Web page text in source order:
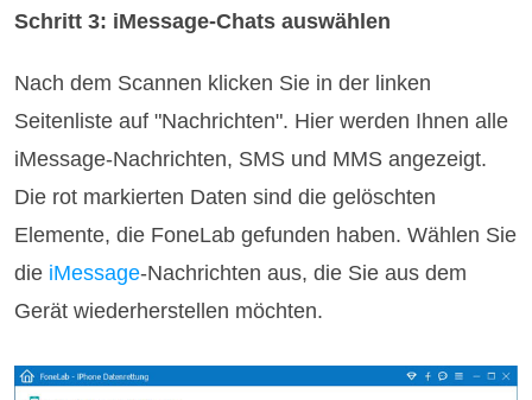
Schritt 3: iMessage-Chats auswählen
Nach dem Scannen klicken Sie in der linken
Seitenliste auf "Nachrichten". Hier werden Ihnen alle
iMessage-Nachrichten, SMS und MMS angezeigt.
Die rot markierten Daten sind die gelöschten
Elemente, die FoneLab gefunden haben. Wählen Sie
die iMessage-Nachrichten aus, die Sie aus dem
Gerät wiederherstellen möchten.